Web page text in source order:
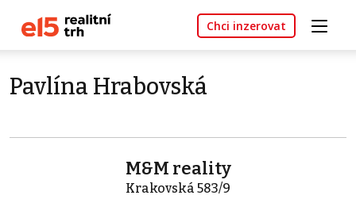
Chci inzerovat
Pavlína Hrabovská
M&M reality
Krakovská 583/9